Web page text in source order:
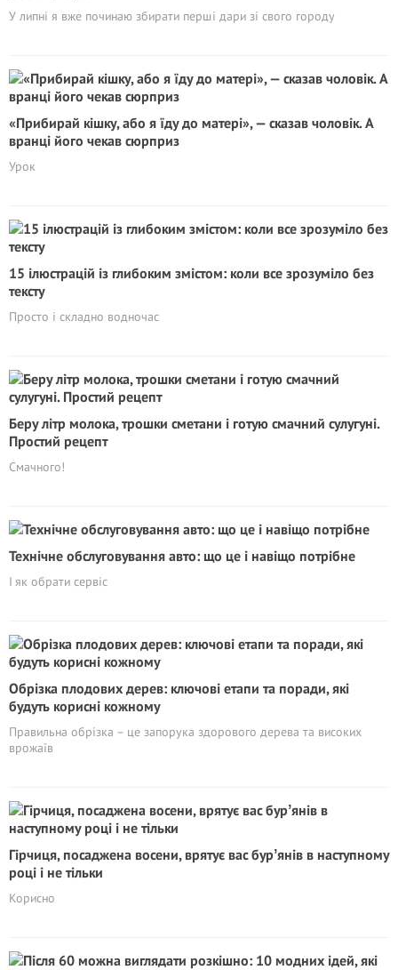
У липні я вже починаю збирати перші дари зі свого городу
«Прибирай кішку, або я їду до матері», — сказав чоловік. А
вранці його чекав сюрприз
Урок
15 ілюстрацій із глибоким змістом: коли все зрозуміло без
тексту
Просто і складно водночас
Беру літр молока, трошки сметани і готую смачний сулугуні.
Простий рецепт
Смачного!
Технічне обслуговування авто: що це і навіщо потрібне
І як обрати сервіс
Обрізка плодових дерев: ключові етапи та поради, які
будуть корисні кожному
Правильна обрізка – це запорука здорового дерева та високих
врожаїв
Гірчиця, посаджена восени, врятує вас бурʼянів в наступному
році і не тільки
Корисно